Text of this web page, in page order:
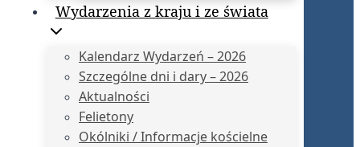
Wydarzenia z kraju i ze świata
Kalendarz Wydarzeń – 2026
Szczególne dni i dary – 2026
Aktualności
Felietony
Okólniki / Informacje kościelne